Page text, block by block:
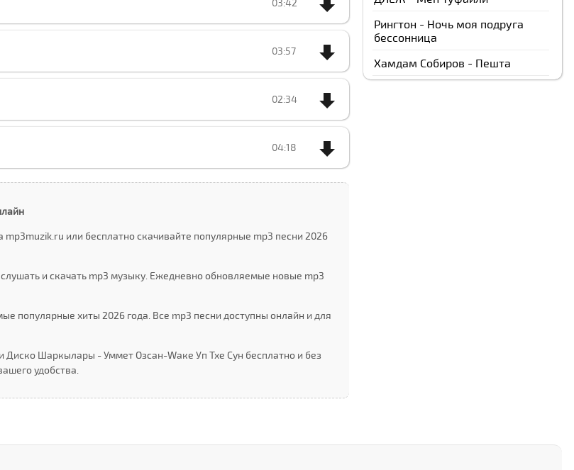
03:42
03:57
02:34
04:18
или бесплатно скачивайте популярные mp3 песни 2026
и скачать mp3 музыку. Ежедневно обновляемые новые mp3
популярные хиты 2026 года. Все mp3 песни доступны онлайн и для
Диско Шаркылары - Уммет Озcан-Wаке Уп Тхе Сун бесплатно и без
удобства.
Рингтон - Ночь моя подруга
бессонница
Xамдам Собиров - Пешта